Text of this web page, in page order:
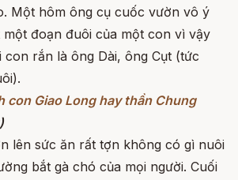
Một hôm ông cụ cuốc vườn vô ý
đoạn đuôi của một con vì vậy
con rắn là ông Dài, ông Cụt (tức
con Giao Long hay thần Chung
)
lên sức ăn rất tợn không có gì nuôi
bắt gà chó của mọi người. Cuối